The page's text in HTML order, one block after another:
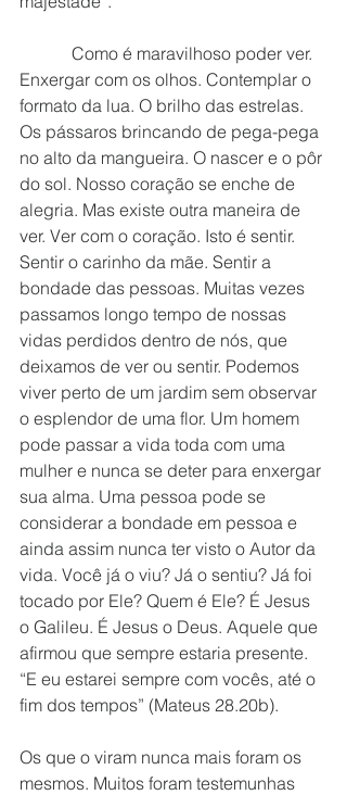
Enxergar com os olhos. Contemplar o
formato da lua. O brilho das estrelas.
Os pássaros brincando de pega-pega
no alto da mangueira. O nascer e o pôr
do sol. Nosso coração se enche de
alegria. Mas existe outra maneira de
ver. Ver com o coração. Isto é sentir.
Sentir o carinho da mãe. Sentir a
bondade das pessoas. Muitas vezes
passamos longo tempo de nossas
vidas perdidos dentro de nós, que
deixamos de ver ou sentir. Podemos
viver perto de um jardim sem observar
o esplendor de uma flor. Um homem
pode passar a vida toda com uma
mulher e nunca se deter para enxergar
sua alma. Uma pessoa pode se
considerar a bondade em pessoa e
ainda assim nunca ter visto o Autor da
vida. Você já o viu? Já o sentiu? Já foi
tocado por Ele? Quem é Ele? É Jesus
o Galileu. É Jesus o Deus. Aquele que
afirmou que sempre estaria presente.
“E eu estarei sempre com vocês, até o
fim dos tempos” (Mateus 28.20b).
Os que o viram nunca mais foram os
mesmos. Muitos foram testemunhas